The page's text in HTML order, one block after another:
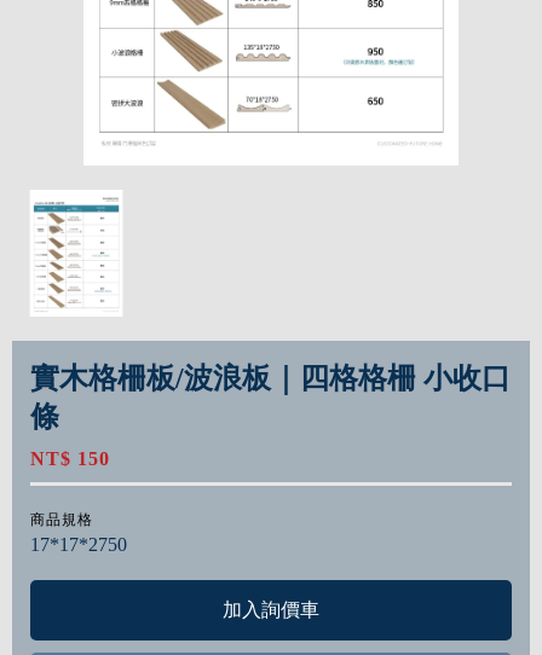
實木格柵板/波浪板｜四格格柵 小收口
條
NT$ 150
商品規格
17*17*2750